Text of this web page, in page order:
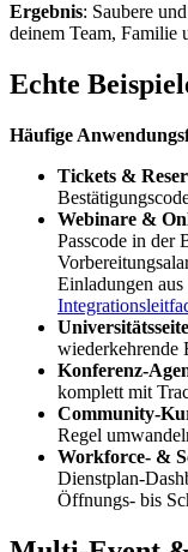
Ergebnis: Saubere
deinem Team, Familie
Echte
Häufige
Tickets &
Webinare &
Passcode in der
Einladungen
wiederkehrende
Konferenz-
komplett mit
Community-
Regel
Workforce- &
Dienstplan-
Öffnungs- bis